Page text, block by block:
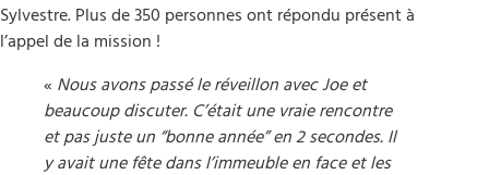
Sylvestre. Plus de 350 personnes ont répondu présent à
l’appel de la mission !
« Nous avons passé le réveillon avec Joe et
beaucoup discuter. C’était une vraie rencontre
et pas juste un “bonne année” en 2 secondes. Il
y avait une fête dans l’immeuble en face et les